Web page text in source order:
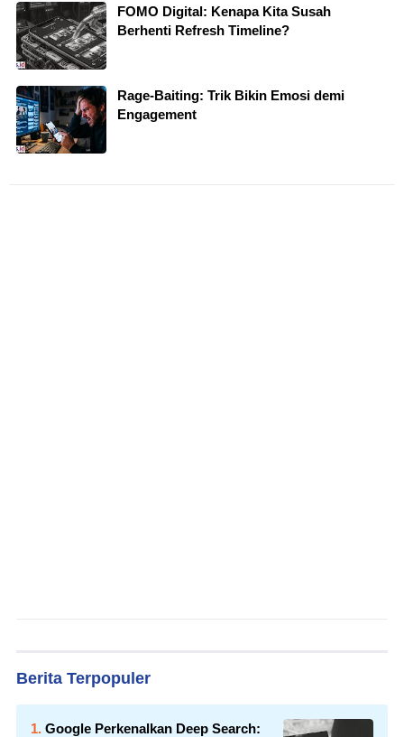
FOMO Digital: Kenapa Kita Susah
Berhenti Refresh Timeline?
Rage-Baiting: Trik Bikin Emosi demi
Engagement
Berita Terpopuler
Google Perkenalkan Deep Search: